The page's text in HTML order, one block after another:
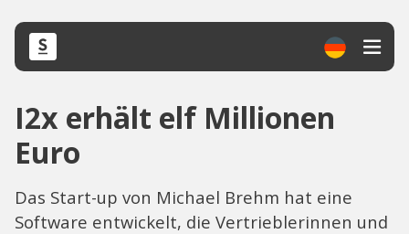
I2x erhält elf Millionen
Euro
Das Start-up von Michael Brehm hat eine
Software entwickelt, die Vertrieblerinnen und